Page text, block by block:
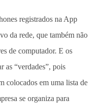
registrados na App
da rede, que também não
de computador. E os
as “verdades”, pois
colocados em uma lista de
se organiza para